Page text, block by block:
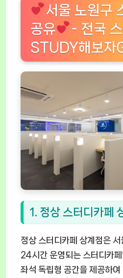
서울 노원구
공유
- 전국 스
STUDY해보자
1. 정상 스터디카페
정상 스터디카페 상계점은
24시간 운영되는 스터디카
좌석 독립형 공간을 제공하